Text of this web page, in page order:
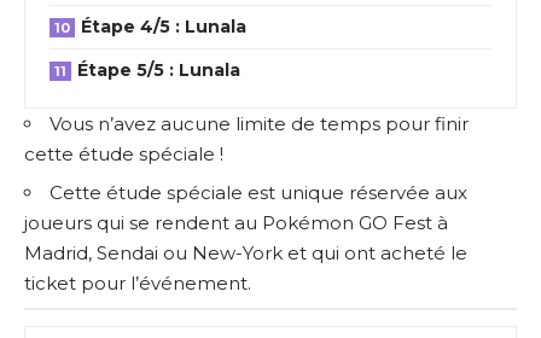
Étape 4/5 : Lunala
Étape 5/5 : Lunala
Vous n’avez aucune limite de temps pour finir
cette étude spéciale !
Cette étude spéciale est unique réservée aux
joueurs qui se rendent au Pokémon GO Fest à
Madrid, Sendai ou New-York et qui ont acheté le
ticket pour l’événement.